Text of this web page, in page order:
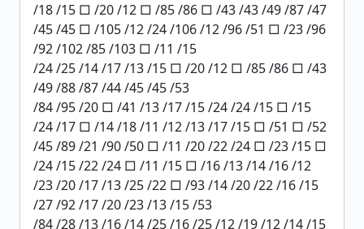
/18 /15 □ /20 /12 □ /85 /86 □ /43 /43 /49 /87 /47
/45 /45 □ /105 /12 /24 /106 /12 /96 /51 □ /23 /96
/92 /102 /85 /103 □ /11 /15
/24 /25 /14 /17 /13 /15 □ /20 /12 □ /85 /86 □ /43
/49 /88 /87 /44 /45 /45 /53
/84 /95 /20 □ /41 /13 /17 /15 /24 /24 /15 □ /15
/24 /17 □ /14 /18 /11 /12 /13 /17 /15 □ /51 □ /52
/45 /89 /21 /90 /50 □ /11 /20 /22 /24 □ /23 /15 □
/24 /15 /22 /24 □ /11 /15 □ /16 /13 /14 /16 /12
/23 /20 /17 /13 /25 /22 □ /93 /14 /20 /22 /16 /15
/27 /92 /17 /20 /23 /13 /15 /53
/84 /28 /13 /16 /14 /25 /16 /25 /12 /19 /12 /14 /15